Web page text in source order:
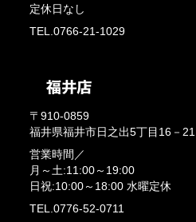
定休日なし
TEL.0766-21-1029
〒910-0859
福井県福井市日之出5丁目16－21
営業時間／
月～土:11:00～19:00
日祝:10:00～18:00 水曜定休
TEL.0776-52-0711